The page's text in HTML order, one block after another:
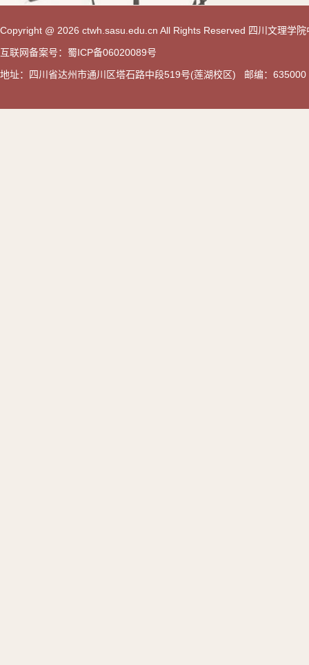
Copyright @ 2026 ctwh.sasu.edu.cn All Rights Reserved 四川文理学
互联网备案号：蜀ICP备06020089号
地址：四川省达州市通川区塔石路中段519号(莲湖校区) 邮编：